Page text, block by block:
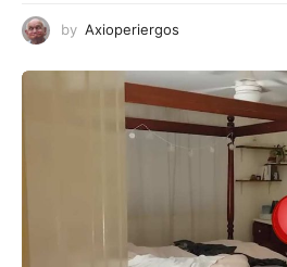
by Axioperiergos